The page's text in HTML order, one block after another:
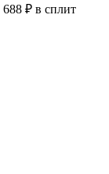
688 ₽ в сплит